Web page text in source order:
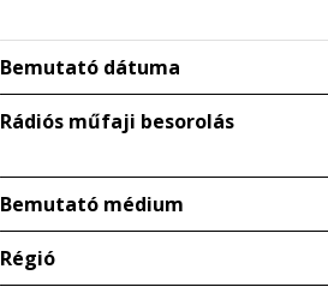
Bemutató dátuma
Rádiós műfaji besorolás
Bemutató médium
Régió